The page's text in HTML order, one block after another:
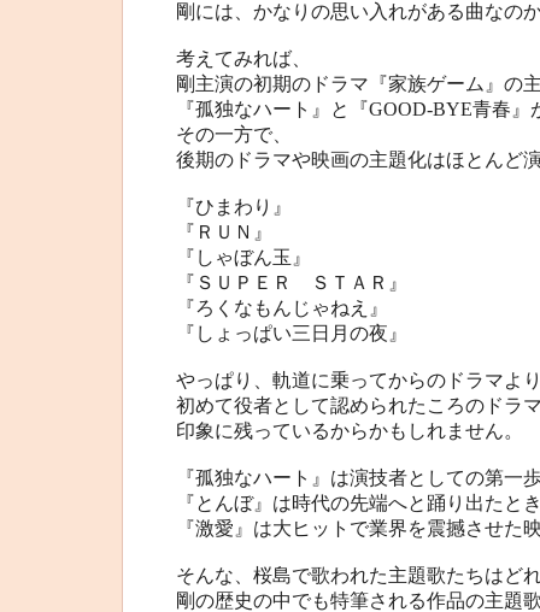
剛には、かなりの思い入れがある曲なの
考えてみれば、
剛主演の初期のドラマ『家族ゲーム』の
『孤独なハート』と『GOOD-BYE青春
その一方で、
後期のドラマや映画の主題化はほとんど
『ひまわり』
『ＲＵＮ』
『しゃぼん玉』
『ＳＵＰＥＲ ＳＴＡＲ』
『ろくなもんじゃねえ』
『しょっぱい三日月の夜』
やっぱり、軌道に乗ってからのドラマよ
初めて役者として認められたころのドラ
印象に残っているからかもしれません。
『孤独なハート』は演技者としての第一
『とんぼ』は時代の先端へと踊り出たと
『激愛』は大ヒットで業界を震撼させた
そんな、桜島で歌われた主題歌たちはど
剛の歴史の中でも特筆される作品の主題